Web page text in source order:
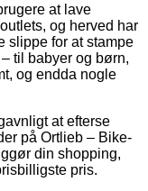
at lave
og herved har
slippe for at stampe
til babyer og børn,
og endda nogle
at efterse
på Ortlieb – Bike-
din shopping,
pris.